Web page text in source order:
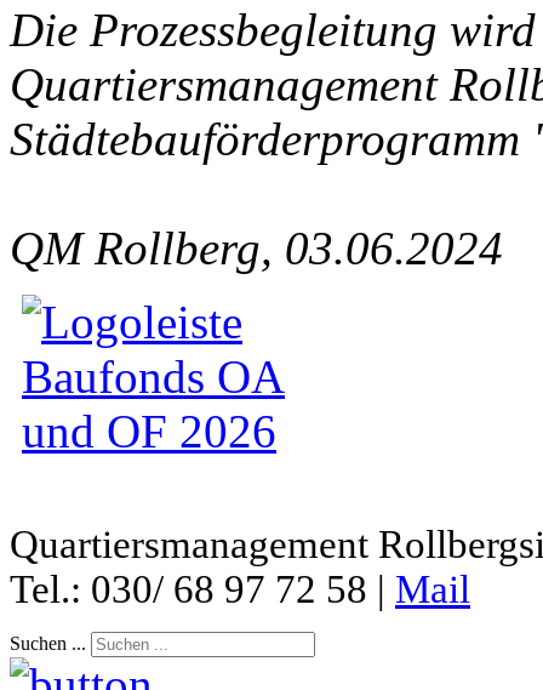
Die Prozessbegleitung
Quartiersmanagement
Städtebauförderprogramm
QM Rollberg, 03.06.2024
Quartiersmanagement
Tel.: 030/ 68 97 72 58 | Mail
Suchen ...